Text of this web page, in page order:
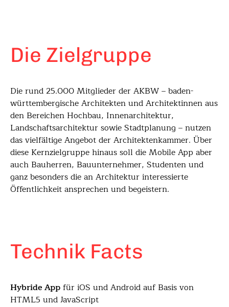
Die Zielgruppe
Die rund 25.000 Mitglieder der AKBW – baden-
württembergische Architekten und Architektinnen aus
den Bereichen Hochbau, Innenarchitektur,
Landschaftsarchitektur sowie Stadtplanung – nutzen
das vielfältige Angebot der Architektenkammer. Über
diese Kernzielgruppe hinaus soll die Mobile App aber
auch Bauherren, Bauunternehmer, Studenten und
ganz besonders die an Architektur interessierte
Öffentlichkeit ansprechen und begeistern.
Technik Facts
Hybride Appfür iOS und Android auf Basis von
HTML5 und JavaScript